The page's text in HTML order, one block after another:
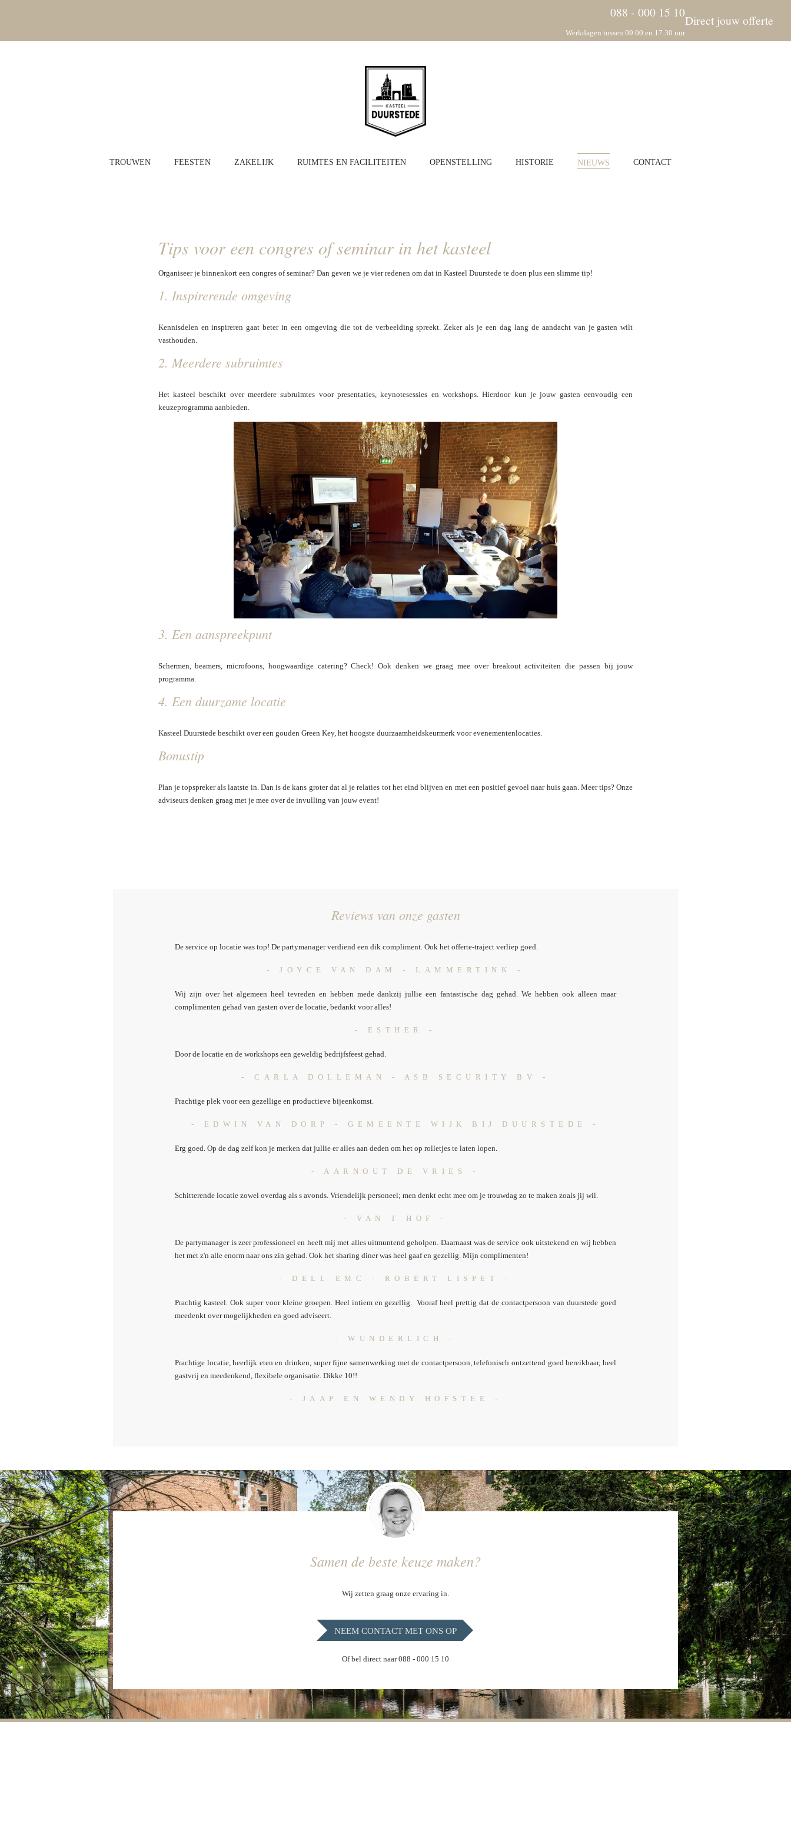
088 - 000 15 10
Werkdagen tussen 09.00 en 17.30 uur
Direct jouw offerte
TROUWEN FEESTEN ZAKELIJK RUIMTES EN FACILITEITEN OPENSTELLING HISTORIE NIEUWS CONTACT
Tips voor een congres of seminar in het kasteel
Organiseer je binnenkort een congres of seminar? Dan geven we je vier redenen om dat in Kasteel Duurstede te doen plus een slimme tip!
1. Inspirerende omgeving
Kennisdelen en inspireren gaat beter in een omgeving die tot de verbeelding spreekt. Zeker als je een dag lang de aandacht van je gasten wilt
vasthouden.
2. Meerdere subruimtes
Het kasteel beschikt over meerdere subruimtes voor presentaties, keynotesessies en workshops. Hierdoor kun je jouw gasten eenvoudig een
keuzeprogramma aanbieden.
3. Een aanspreekpunt
Schermen, beamers, microfoons, hoogwaardige catering? Check! Ook denken we graag mee over breakout activiteiten die passen bij jouw
programma.
4. Een duurzame locatie
Kasteel Duurstede beschikt over een gouden Green Key, het hoogste duurzaamheidskeurmerk voor evenementenlocaties.
Bonustip
Plan je topspreker als laatste in. Dan is de kans groter dat al je relaties tot het eind blijven en met een positief gevoel naar huis gaan. Meer tips? Onze
adviseurs denken graag met je mee over de invulling van jouw event!
Reviews van onze gasten
De service op locatie was top! De partymanager verdiend een dik compliment. Ook het offerte-traject verliep goed.
- JOYCE VAN DAM - LAMMERTINK -
Wij zijn over het algemeen heel tevreden en hebben mede dankzij jullie een fantastische dag gehad. We hebben ook alleen maar
complimenten gehad van gasten over de locatie, bedankt voor alles!
- ESTHER -
Door de locatie en de workshops een geweldig bedrijfsfeest gehad.
- CARLA DOLLEMAN - ASB SECURITY BV -
Prachtige plek voor een gezellige en productieve bijeenkomst.
- EDWIN VAN DORP - GEMEENTE WIJK BIJ DUURSTEDE -
Erg goed. Op de dag zelf kon je merken dat jullie er alles aan deden om het op rolletjes te laten lopen.
- AARNOUT DE VRIES -
Schitterende locatie zowel overdag als s avonds. Vriendelijk personeel; men denkt echt mee om je trouwdag zo te maken zoals jij wil.
- VAN T HOF -
De partymanager is zeer professioneel en heeft mij met alles uitmuntend geholpen. Daarnaast was de service ook uitstekend en wij hebben
het met z'n alle enorm naar ons zin gehad. Ook het sharing diner was heel gaaf en gezellig. Mijn complimenten!
- DELL EMC - ROBERT LISPET -
Prachtig kasteel. Ook super voor kleine groepen. Heel intiem en gezellig. Vooraf heel prettig dat de contactpersoon van duurstede goed
meedenkt over mogelijkheden en goed adviseert.
- WUNDERLICH -
Prachtige locatie, heerlijk eten en drinken, super fijne samenwerking met de contactpersoon, telefonisch ontzettend goed bereikbaar, heel
gastvrij en meedenkend, flexibele organisatie. Dikke 10!!
- JAAP EN WENDY HOFSTEE -
Samen de beste keuze maken?
Wij zetten graag onze ervaring in.
NEEM CONTACT MET ONS OP
Of bel direct naar 088 - 000 15 10